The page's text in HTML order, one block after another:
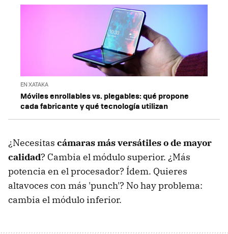
EN XATAKA
Móviles enrollables vs. plegables: qué propone
cada fabricante y qué tecnología utilizan
¿Necesitas cámaras más versátiles o de mayor
calidad? Cambia el módulo superior. ¿Más
potencia en el procesador? Ídem. Quieres
altavoces con más 'punch'? No hay problema:
cambia el módulo inferior.